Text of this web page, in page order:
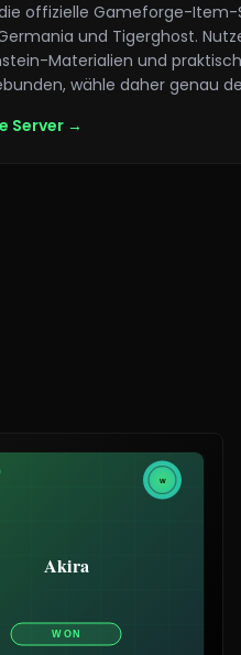
offizielle Gameforge-Item-
und Tigerghost.
Materialien und
wähle daher genau
Server →